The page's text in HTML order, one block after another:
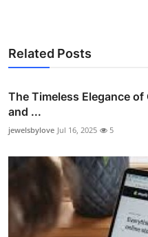
Related Posts
The Timeless Elegance
and ...
jewelsbylove Jul 16, 2025 5